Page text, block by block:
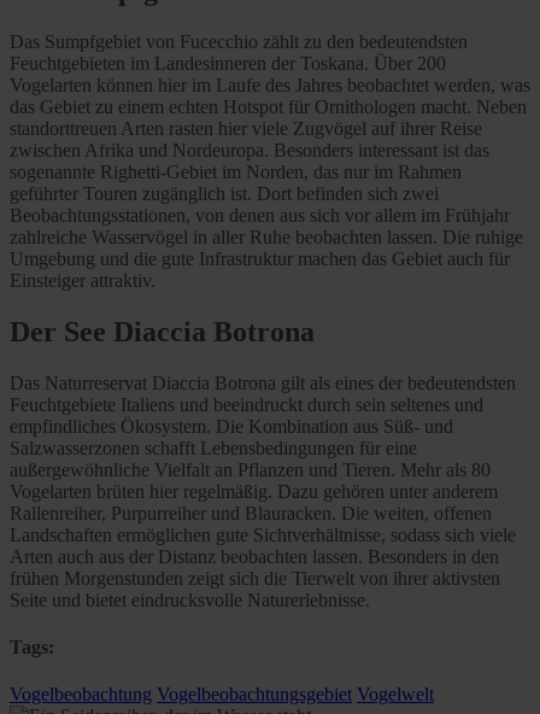
Das Sumpfgebiet von Fucecchio zählt zu den bedeutendsten
Feuchtgebieten im Landesinneren der Toskana. Über 200
Vogelarten können hier im Laufe des Jahres beobachtet werden, was
das Gebiet zu einem echten Hotspot für Ornithologen macht. Neben
standorttreuen Arten rasten hier viele Zugvögel auf ihrer Reise
zwischen Afrika und Nordeuropa. Besonders interessant ist das
sogenannte Righetti-Gebiet im Norden, das nur im Rahmen
geführter Touren zugänglich ist. Dort befinden sich zwei
Beobachtungsstationen, von denen aus sich vor allem im Frühjahr
zahlreiche Wasservögel in aller Ruhe beobachten lassen. Die ruhige
Umgebung und die gute Infrastruktur machen das Gebiet auch für
Einsteiger attraktiv.
Der See Diaccia Botrona
Das Naturreservat Diaccia Botrona gilt als eines der bedeutendsten
Feuchtgebiete Italiens und beeindruckt durch sein seltenes und
empfindliches Ökosystem. Die Kombination aus Süß- und
Salzwasserzonen schafft Lebensbedingungen für eine
außergewöhnliche Vielfalt an Pflanzen und Tieren. Mehr als 80
Vogelarten brüten hier regelmäßig. Dazu gehören unter anderem
Rallenreiher, Purpurreiher und Blauracken. Die weiten, offenen
Landschaften ermöglichen gute Sichtverhältnisse, sodass sich viele
Arten auch aus der Distanz beobachten lassen. Besonders in den
frühen Morgenstunden zeigt sich die Tierwelt von ihrer aktivsten
Seite und bietet eindrucksvolle Naturerlebnisse.
Tags:
Vogelbeobachtung Vogelbeobachtungsgebiet Vogelwelt